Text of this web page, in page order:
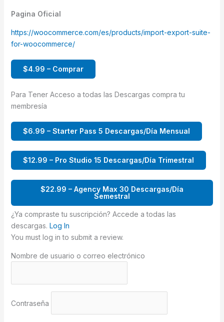
Pagina Oficial
https://woocommerce.com/es/products/import-export-suite-
for-woocommerce/
$4.99 – Comprar
Para Tener Acceso a todas las Descargas compra tu
membresía
$6.99 – Starter Pass 5 Descargas/Día Mensual
$12.99 – Pro Studio 15 Descargas/Día Trimestral
$22.99 – Agency Max 30 Descargas/Día
Semestral
¿Ya compraste tu suscripción? Accede a todas las
descargas. Log In
You must log in to submit a review.
Nombre de usuario o correo electrónico
Contraseña